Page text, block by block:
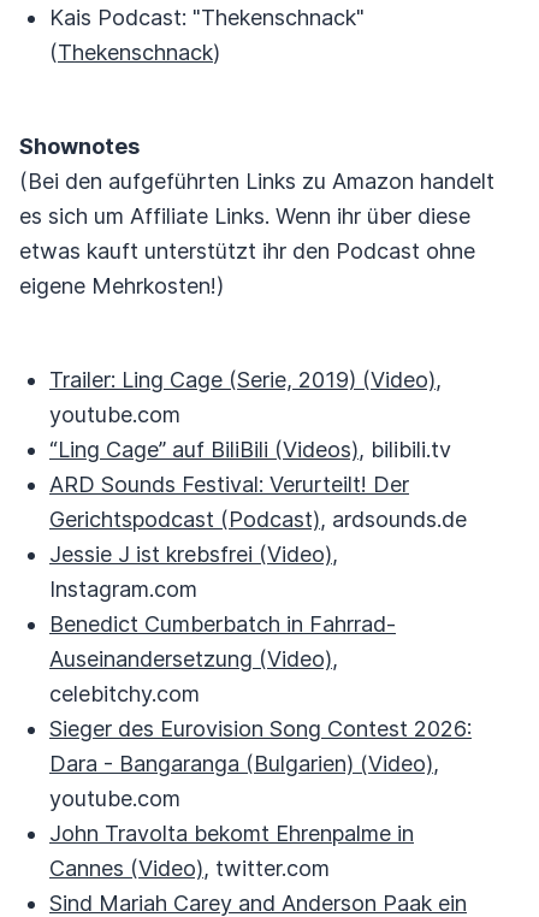
Kais Podcast: "Thekenschnack"
(Thekenschnack)
Shownotes
(Bei den aufgeführten Links zu Amazon handelt
es sich um Affiliate Links. Wenn ihr über diese
etwas kauft unterstützt ihr den Podcast ohne
eigene Mehrkosten!)
Trailer: Ling Cage (Serie, 2019) (Video),
youtube.com
“Ling Cage” auf BiliBili (Videos), bilibili.tv
ARD Sounds Festival: Verurteilt! Der
Gerichtspodcast (Podcast), ardsounds.de
Jessie J ist krebsfrei (Video),
Instagram.com
Benedict Cumberbatch in Fahrrad-
Auseinandersetzung (Video),
celebitchy.com
Sieger des Eurovision Song Contest 2026:
Dara - Bangaranga (Bulgarien) (Video),
youtube.com
John Travolta bekomt Ehrenpalme in
Cannes (Video), twitter.com
Sind Mariah Carey and Anderson Paak ein